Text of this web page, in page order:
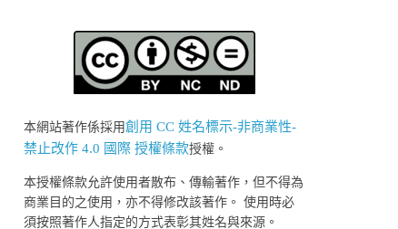
本網站著作係採用創用 CC 姓名標示-非商業性-
禁止改作 4.0 國際 授權條款授權。
本授權條款允許使用者散布、傳輸著作，但不得為
商業目的之使用，亦不得修改該著作。 使用時必
須按照著作人指定的方式表彰其姓名與來源。